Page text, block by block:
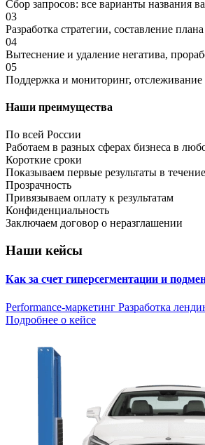
Сбор запросов: все варианты названия
03
Разработка стратегии, составление
04
Вытеснение и удаление негатива,
05
Поддержка и мониторинг, отслеживание
Наши преимущества
По всей России
Работаем в разных сферах бизнеса в
Короткие сроки
Показываем первые результаты в
Прозрачность
Привязываем оплату к результатам
Конфиденциальность
Заключаем договор о неразглашении
Наши кейсы
Как за счет гиперсегментации и
Performance-маркетинг Разработка
Подробнее о кейсе